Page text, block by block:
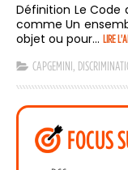
Définition Le
comme Un
objet ou pour... LIRE
CAPGEMINI
FOCUS